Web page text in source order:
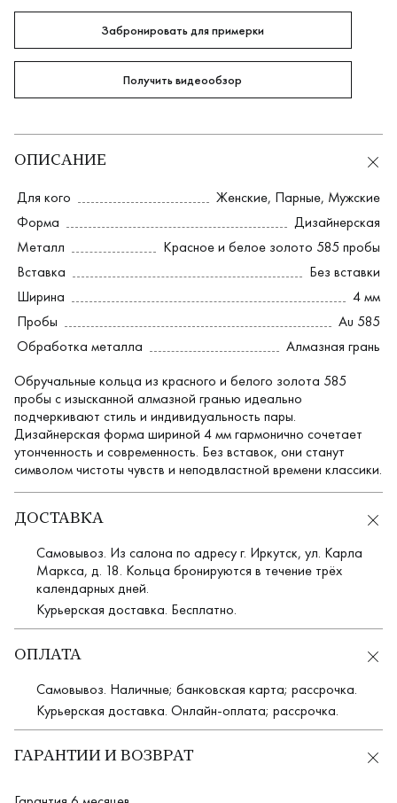
Забронировать для примерки
Получить видеообзор
ОПИСАНИЕ
Для кого Женские, Парные, Мужские
Форма
Дизайнерская
Металл
Красное и белое золото 585 пробы
Вставка
Без вставки
Ширина
4 мм
Пробы
Au 585
Обработка металла
Алмазная грань
Обручальные кольца из красного и белого золота 585
пробы с изысканной алмазной гранью идеально
подчеркивают стиль и индивидуальность пары.
Дизайнерская форма шириной 4 мм гармонично сочетает
утонченность и современность. Без вставок, они станут
символом чистоты чувств и неподвластной времени классики.
ДОСТАВКА
Самовывоз. Из салона по адресу г. Иркутск, ул. Карла
Маркса, д. 18. Кольца бронируются в течение трёх
календарных дней.
Курьерская доставка. Бесплатно.
ОПЛАТА
Самовывоз. Наличные; банковская карта; рассрочка.
Курьерская доставка. Онлайн-оплата; рассрочка.
ГАРАНТИИ И ВОЗВРАТ